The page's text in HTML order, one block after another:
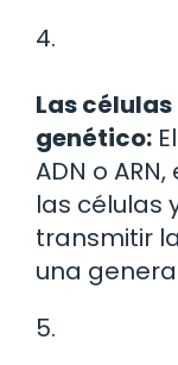
4.
Las
genético:
ADN o
las células
transmitir
una
5.